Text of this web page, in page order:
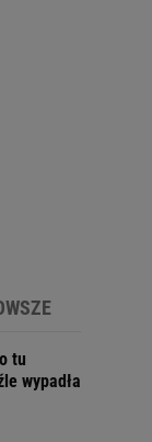
tu
wypadła